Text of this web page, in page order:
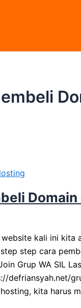
kali ini kita
step cara
Grup WA SIL
defriansyah.net/
kita harus